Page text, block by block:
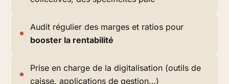
Audit régulier des marges et ratios pour
booster la rentabilité
Prise en charge de la digitalisation (outils de
caisse, applications de gestion…)